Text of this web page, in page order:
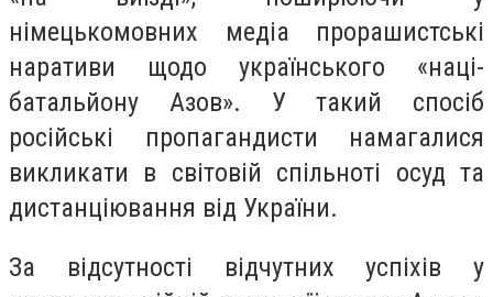
німецькомовних медіа прорашистські
наративи щодо українського «наці-
батальйону Азов». У такий спосіб
російські пропагандисти намагалися
викликати в світовій спільноті осуд та
дистанціювання від України.
За відсутності відчутних успіхів у